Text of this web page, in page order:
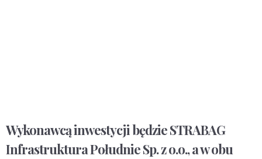
Wykonawcą inwestycji będzie STRABAG
Infrastruktura Południe Sp. z o.o., a w obu